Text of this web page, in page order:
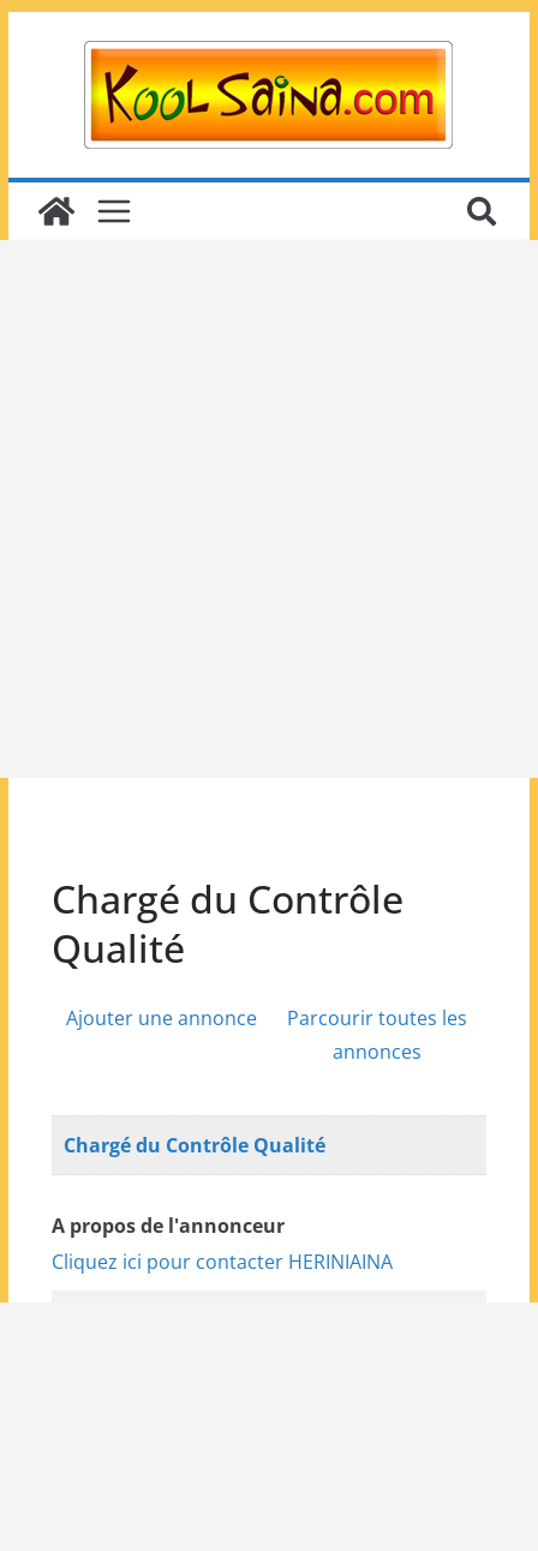
Chargé du Contrôle
Qualité
Ajouter une annonce
Parcourir toutes les
annonces
Chargé du Contrôle Qualité
A propos de l'annonceur
Cliquez ici pour contacter HERINIAINA